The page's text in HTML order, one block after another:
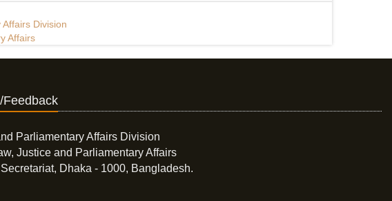
Division
Affairs
Feedback
Parliamentary Affairs Division
Justice and Parliamentary Affairs
Dhaka - 1000, Bangladesh.